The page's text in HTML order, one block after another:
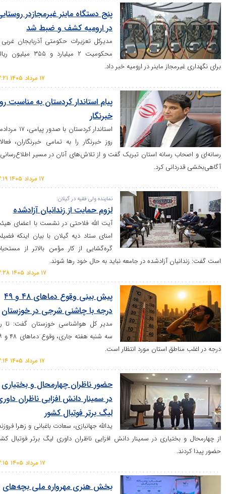
پنج دستگاه ماینر غیرمجازدر روستایی
در ارومیه کشف و ضبط شد
مدیرکل تعزیرات حکومتی آذربایجان غربی از
محکومیت ۲ میلیارد و ۳۵۵ میلیون ریالی
ماینر در ارومیه خبر داد.
پیام استاندار کردستان به مناسبت روز
خبرنگار
استاندار کردستان با صدور پیامی، ۱۷ مردادماه
روز خبرنگار را به تمامی خبرنگاران، فعالان
رسانه استان تبریک گفت و از تلاش‌های آنان در مسیر اطلاع‌رسانی و
کرد.
نماینده ولی فقیه در گیلان:
لزوم حمایت از زندانیان آزادشده
آیت الله فلاحتی در نشست با اعضای هیئت
امنای ستاد دیه گیلان با بیان اینکه فضیلت
گره‌گشایی از کار مؤمن بالاتر از مستحبات
آزادشده در جامعه نباید به حال خود رها شوند.
پیش بینی وقوع دما‌های ۴۸ و ۴۹
درجه با چاشنی شرجی در خوزستان
مدیر کل هواشناسی خوزستان گفت: تا روز
سه شنبه هفته جاری، وقوع دما‌های ۴۸ و ۴۹
استان مورد انتظار است.
حضور ناظران چهارمحال و بختیاری
در سمینار دانش افزایی ناظران داوری
لیگ برتر فوتبال کشور
یدالله جهانبازی، سعادت باغبانی و زهرا فروزنده
در سمینار دانش افزایی ناظران داوری لیگ برتر فوتبال کشور
بخش هنری مهرواره ملی بچه‌های